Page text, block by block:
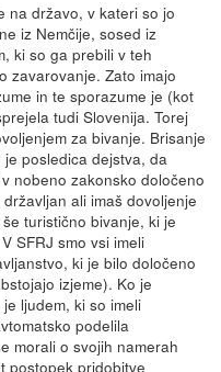
na državo, v kateri so jo
iz Nemčije, sosed iz
ki so ga prebili v teh
zavarovanje. Zato imajo
in te sporazume je (kot
tudi Slovenija. Torej
za bivanje. Brisanje
posledica dejstva, da
nobeno zakonsko določeno
ali imaš dovoljenje
turistično bivanje, ki je
SFRJ smo vsi imeli
ki je bilo določeno
izjeme). Ko je
ljudem, ki so imeli
podelila
morali o svojih namerah
postopek pridobitve